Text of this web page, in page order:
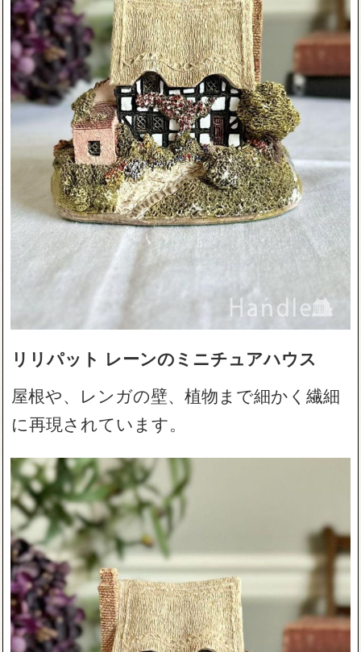
リリパット レーンのミニチュアハウス
屋根や、レンガの壁、植物まで細かく繊細
に再現されています。